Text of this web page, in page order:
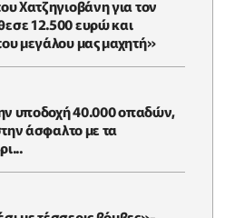
Χατζηγιοβάνη για τον
12.500 ευρώ και
μεγάλου μας μαχητή»
υποδοχή 40.000 οπαδών,
άσφαλτο με τα